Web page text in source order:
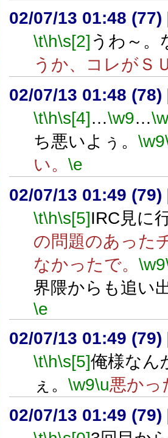
02/07/13 01:48 (77)
\t\h\s[2] うわ～。
うか、コレがＳ
02/07/13 01:48 (78)
\t\h\s[4]…\w9…
ち悪いよぅ。 \w9
い。 \e
02/07/13 01:49 (79)
\t\h\s[5]IRC見に
の問題のあった
なかったで。 \w9
界隈からも追い
\e
02/07/13 01:49 (79)
\t\h\s[5]俺様なん
ぇ。 \w9\u悪かっ
02/07/13 01:49 (79)